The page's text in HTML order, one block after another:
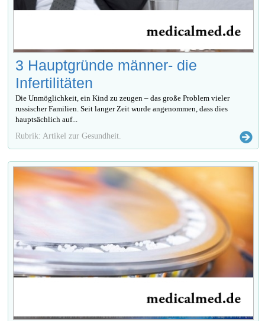
3 Hauptgründe männer- die
Infertilitäten
Die Unmöglichkeit, ein Kind zu zeugen – das große Problem vieler
russischer Familien. Seit langer Zeit wurde angenommen, dass dies
hauptsächlich auf...
Rubrik: Artikel zur Gesundheit.